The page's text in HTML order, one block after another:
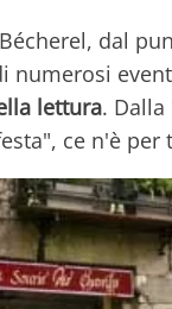
dal
numerosi
lettura.
ce n'è per